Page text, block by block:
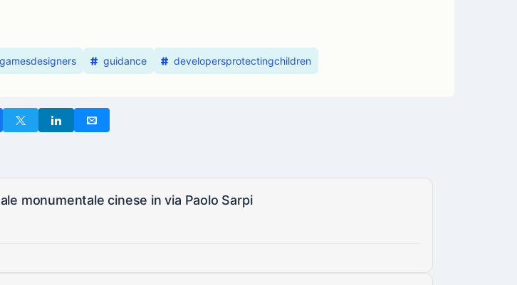
gamesdesigners guidance developersprotectingchildren
monumentale cinese in via Paolo Sarpi